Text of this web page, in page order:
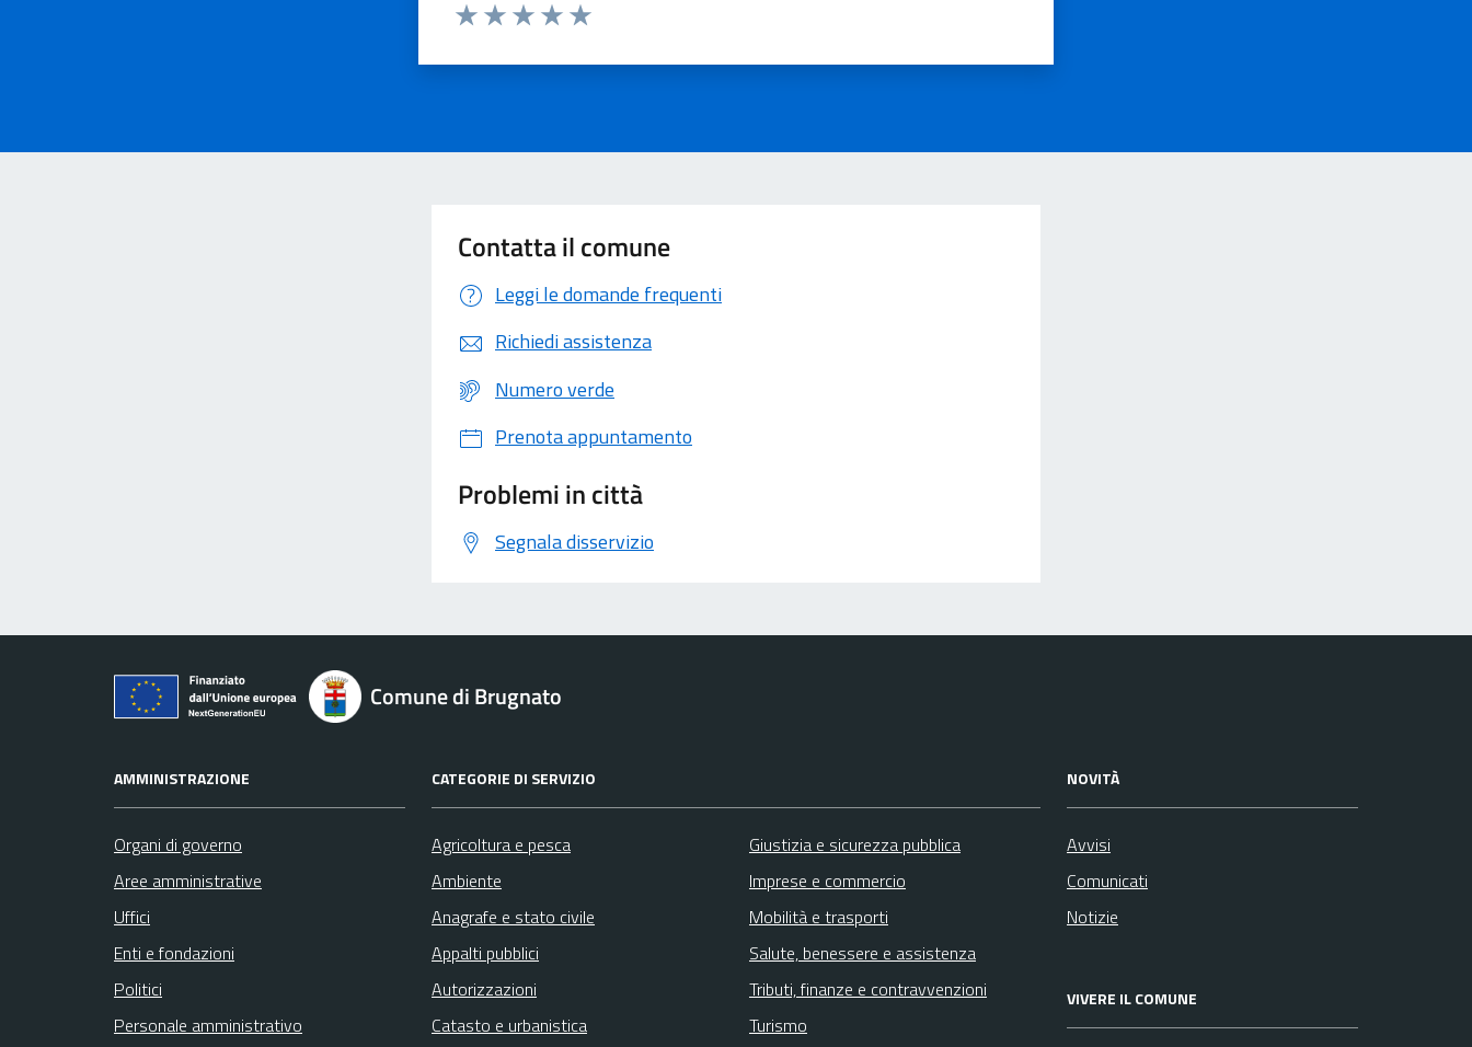
Contatta il comune
Leggi le domande frequenti
Richiedi assistenza
Numero verde
Prenota appuntamento
Problemi in città
Segnala disservizio
Comune di Brugnato
AMMINISTRAZIONE
Organi di governo
Aree amministrative
Uffici
Enti e fondazioni
Politici
Personale amministrativo
CATEGORIE DI SERVIZIO
Agricoltura e pesca
Ambiente
Anagrafe e stato civile
Appalti pubblici
Autorizzazioni
Catasto e urbanistica
Giustizia e sicurezza pubblica
Imprese e commercio
Mobilità e trasporti
Salute, benessere e assistenza
Tributi, finanze e contravvenzioni
Turismo
NOVITÀ
Avvisi
Comunicati
Notizie
VIVERE IL COMUNE